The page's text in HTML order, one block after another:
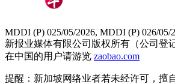
MDDI (P) 025/05/2026, MDDI (P) 026/05/
新报业媒体有限公司版权所有（公司登
在中国的用户请游览 zaobao.com
提醒：新加坡网络业者若未经许可，擅